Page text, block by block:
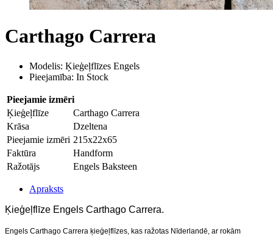
Carthago Сarrera
Modelis: Ķieģeļflīzes Engels
Pieejamība: In Stock
Pieejamie izmēri
Ķieģeļflīze
Carthago Carrera
Krāsa
Dzeltena
Pieejamie izmēri 215x22x65
Faktūra
Handform
Ražotājs
Engels Baksteen
Apraksts
Ķieģeļflīze Engels Carthago Сarrera.
Engels Carthago Сarrera ķieģeļflīzes, kas ražotas Nīderlandē, ar rokām